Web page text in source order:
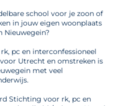
school voor je zoon of
in jouw eigen woonplaats
Nieuwegein?
pc en interconfessioneel
Utrecht en omstreken is
met veel
Stichting voor rk, pc en